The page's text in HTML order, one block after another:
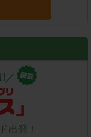
出発！